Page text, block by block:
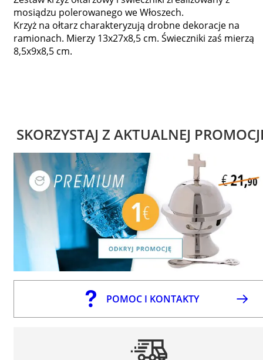
mosiądzu polerowanego we Włoszech.
Krzyż na ołtarz charakteryzują drobne dekoracje na
ramionach. Mierzy 13x27x8,5 cm. Świeczniki zaś mierzą
8,5x9x8,5 cm.
SKORZYSTAJ Z AKTUALNEJ
POMOC I KONTAKTY